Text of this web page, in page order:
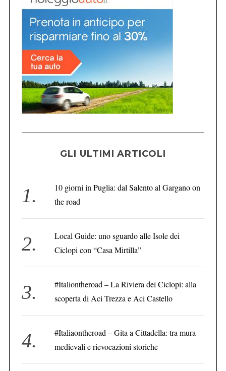
GLI ULTIMI ARTICOLI
10 giorni in Puglia: dal Salento al Gargano on
the road
Local Guide: uno sguardo alle Isole dei
Ciclopi con “Casa Mirtilla”
#Italiontheroad – La Riviera dei Ciclopi: alla
scoperta di Aci Trezza e Aci Castello
#Italiaontheroad – Gita a Cittadella: tra mura
medievali e rievocazioni storiche
: